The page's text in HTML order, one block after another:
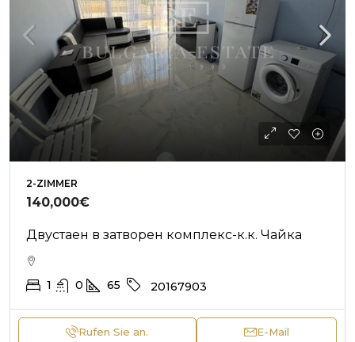
2-ZIMMER
140,000€
Двустаен в затворен комплекс-к.к. Чайка
1 0 65 20167903
Rufen Sie an. E-Mail